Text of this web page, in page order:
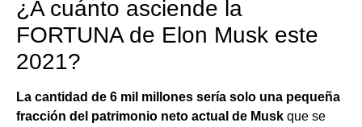
¿A cuánto asciende la
FORTUNA de Elon Musk este
2021?
La cantidad de 6 mil millones sería solo una pequeña
fracción del patrimonio neto actual de Musk que se